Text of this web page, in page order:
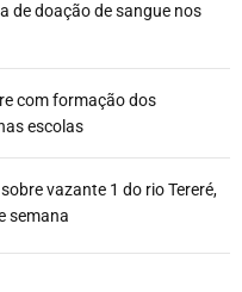
de doação de sangue nos
com formação dos
escolas
vazante 1 do rio Tereré,
semana